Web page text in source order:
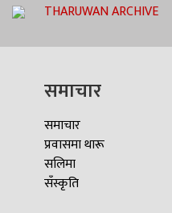
THARUWAN ARCHIVE
समाचार
समाचार
प्रवासमा थारू
सलिमा
सँस्कृति